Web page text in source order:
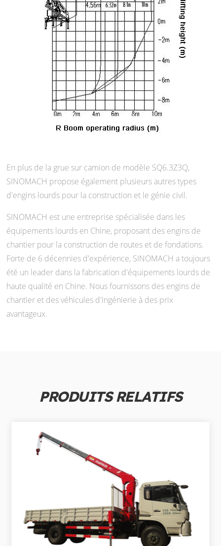
En plus de la grue sur camion de modèle SQ6.3Z3Q,
SINOMACH propose également plusieurs autres types
d'engins lourds pour la construction et le génie civil.
SINOMACH est une entreprise spécialisée dans les
équipements lourds en Chine, proposant des engins de
chantier pour la construction de routes et de fondations.
Forte de 6 décennies d'expérience, SINOMACH a toujours
été un leader dans la fabrication d'équipements lourds de
haute qualité en Chine. Nous fournissons des engins de
chantier et des véhicules d'ingénierie à des prix
avantageux.
PRODUITS RELATIFS